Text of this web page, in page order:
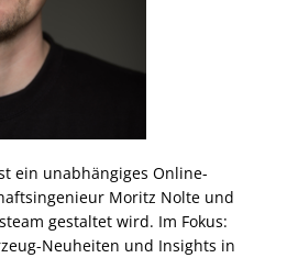
ein unabhängiges Online-
Moritz Nolte und
gestaltet wird. Im Fokus:
Neuheiten und Insights in